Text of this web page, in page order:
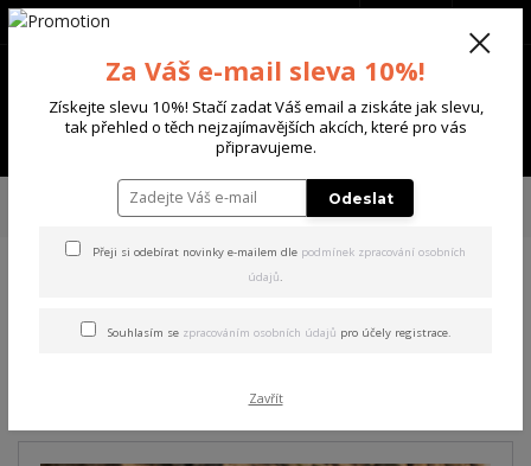
Menu
+420 702 136 620
TRIČKA & TÍLKA
Yakuza dámské tílko Sorrow Curved
Crew Neck T-Shirt french/vanilla XL
Curved Crew Neck T-Shirt
Za Váš e-mail sleva 10%!
Získejte slevu 10%! Stačí zadat Váš email a ziskáte jak slevu,
tak přehled o těch nejzajímavějších akcích, které pro vás
připravujeme.
Odeslat
Přeji si odebírat novinky e-mailem dle podmínek zpracování osobních
údajů.
Souhlasím se zpracováním osobních údajů pro účely registrace.
Zavřít